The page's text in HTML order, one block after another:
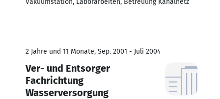
2 Jahre und 11 Monate, Sep. 2001 - Juli 2004
Ver- und Entsorger
Fachrichtung
Wasserversorgung